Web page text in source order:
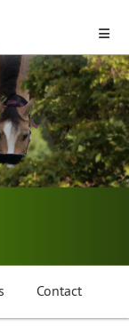
Contact